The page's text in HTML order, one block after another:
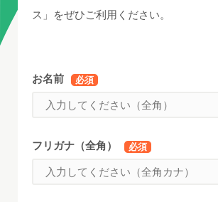
ス」をぜひご利用ください。
お名前 必須
フリガナ（全角） 必須